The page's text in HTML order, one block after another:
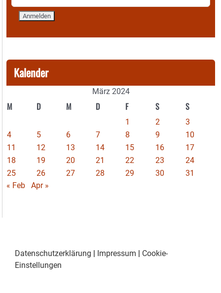
Kalender
März 2024
M D M D F S S
1 2
3
4
5 6 7 8 9
10
11
12 13 14 15 16
17
18
19 20 21 22 23
24
25
26 27 28 29 30
31
« Feb
Apr »
Datenschutzerklärung | Impressum | Cookie-
Einstellungen